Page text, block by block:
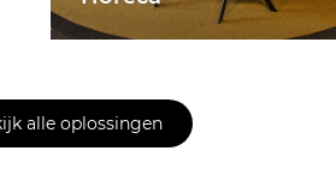
alle oplossingen